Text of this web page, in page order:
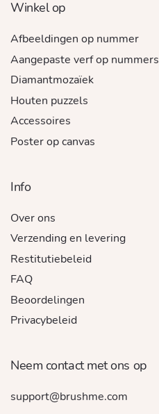
Winkel op
Afbeeldingen op nummer
Aangepaste verf op nummers
Diamantmozaïek
Houten puzzels
Accessoires
Poster op canvas
Info
Over ons
Verzending en levering
Restitutiebeleid
FAQ
Beoordelingen
Privacybeleid
Neem contact met ons op
support@brushme.com